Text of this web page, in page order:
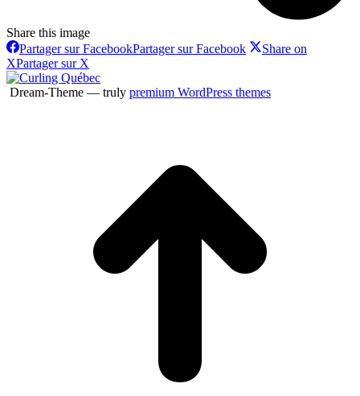
Share this image
Partager sur FacebookPartager sur Facebook
Share on
XPartager sur X
Dream-Theme — truly premium WordPress themes